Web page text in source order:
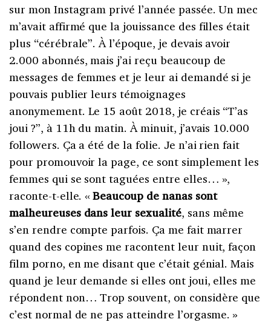
sur mon Instagram privé l’année passée. Un mec
m’avait affirmé que la jouissance des filles était
plus “cérébrale”. À l’époque, je devais avoir
2.000 abonnés, mais j’ai reçu beaucoup de
messages de femmes et je leur ai demandé si je
pouvais publier leurs témoignages
anonymement. Le 15 août 2018, je créais “T’as
joui ?”, à 11h du matin. À minuit, j’avais 10.000
followers. Ça a été de la folie. Je n’ai rien fait
pour promouvoir la page, ce sont simplement les
femmes qui se sont taguées entre elles… »,
raconte-t-elle. « Beaucoup de nanas sont
malheureuses dans leur sexualité, sans même
s’en rendre compte parfois. Ça me fait marrer
quand des copines me racontent leur nuit, façon
film porno, en me disant que c’était génial. Mais
quand je leur demande si elles ont joui, elles me
répondent non… Trop souvent, on considère que
c’est normal de ne pas atteindre l’orgasme. »